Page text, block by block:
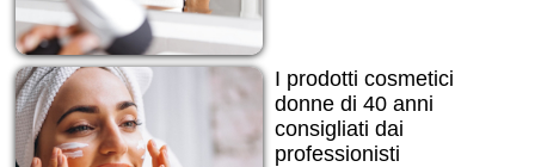
I prodotti cosmetici
donne di 40 anni
consigliati dai
professionisti